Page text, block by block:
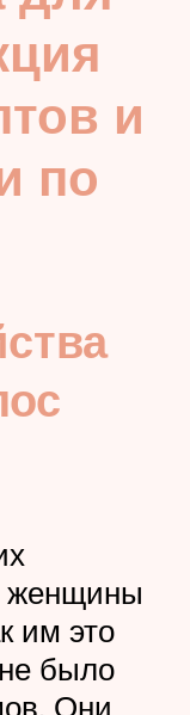
и
по
женщины
им это
было
Они